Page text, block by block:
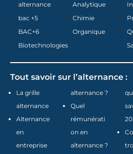
alternance
bac +5
BAC+6
Biotechnologies
Analytique
Chimie
Organique
Tout savoir sur l’alternance :
La grille
alternance
Alternance
en
entreprise
alternance ?
Quel
rémunérati
on en
alternance ?